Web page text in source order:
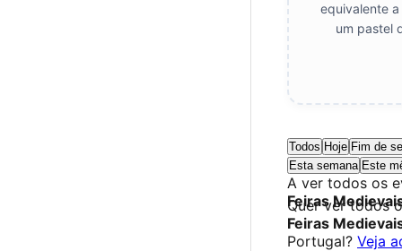
equivalente
um pastel
Todos Hoje Fim de
Esta semana Este
A ver todos os
Feiras
Quer ver todos
Feiras
Portugal? Veja